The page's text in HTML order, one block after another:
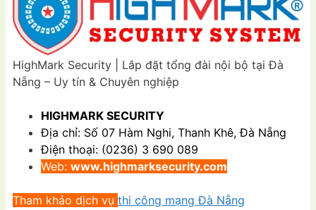
HighMark Security | Lắp đặt tổng đài nội bộ tại Đà
Nẵng – Uy tín & Chuyên nghiệp
HIGHMARK SECURITY
Địa chỉ: Số 07 Hàm Nghi, Thanh Khê, Đà Nẵng
Điện thoại: (0236) 3 690 089
Web: www.highmarksecurity.com
Tham khảo dịch vụ thi công mạng Đà Nẵng